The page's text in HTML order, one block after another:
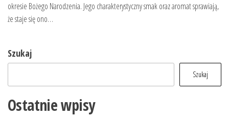
okresie Bożego Narodzenia. Jego charakterystyczny smak oraz aromat sprawiają,
że staje się ono…
Szukaj
Szukaj
Ostatnie wpisy